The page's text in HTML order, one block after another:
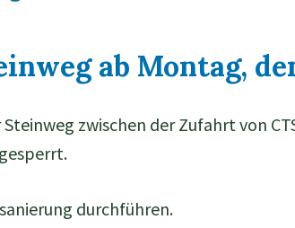
ab Montag,
zwischen der Zufahrt von
durchführen.